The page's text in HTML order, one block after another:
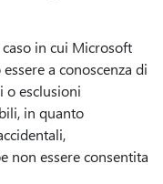
in cui Microsoft
a conoscenza di
o esclusioni
in quanto
non essere consentita